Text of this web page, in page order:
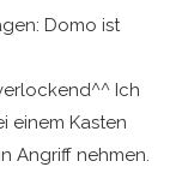
Domo ist
Ich
einem Kasten
Angriff nehmen.